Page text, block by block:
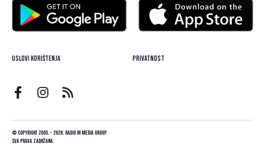
Uslovi korištenja Privatnost
© Copyright 2005. - 2026. Radio M Media Group.
Sva prava zadržana.